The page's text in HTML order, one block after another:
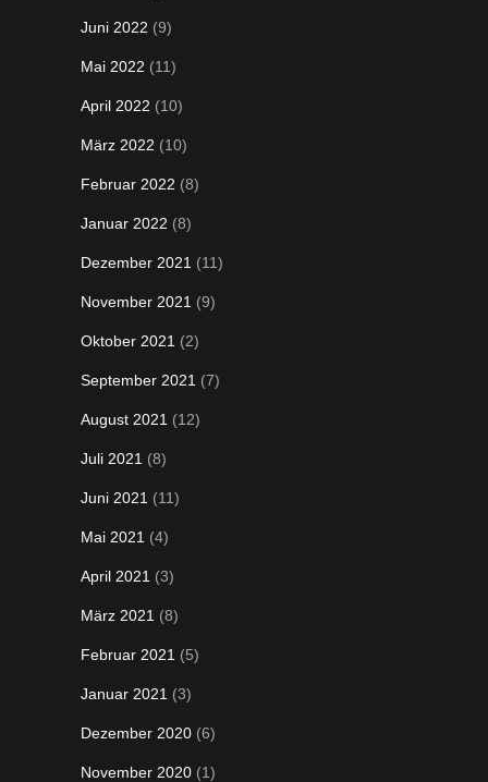
Juni 2022 (9)
Mai 2022 (11)
April 2022 (10)
März 2022 (10)
Februar 2022 (8)
Januar 2022 (8)
Dezember 2021 (11)
November 2021 (9)
Oktober 2021 (2)
September 2021 (7)
August 2021 (12)
Juli 2021 (8)
Juni 2021 (11)
Mai 2021 (4)
April 2021 (3)
März 2021 (8)
Februar 2021 (5)
Januar 2021 (3)
Dezember 2020 (6)
November 2020 (1)